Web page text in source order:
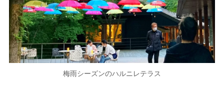
梅雨シーズンのハルニレテラス